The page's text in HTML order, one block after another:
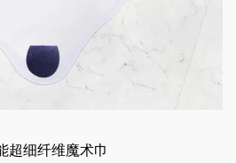
超细纤维魔术巾